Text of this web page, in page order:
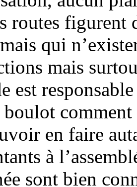
routes figurent
qui
mais
est
boulot
en faire
à
sont bien